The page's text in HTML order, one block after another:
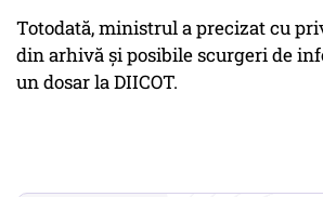
Totodată, ministrul a precizat cu
din arhivă și posibile scurgeri de
un dosar la DIICOT.